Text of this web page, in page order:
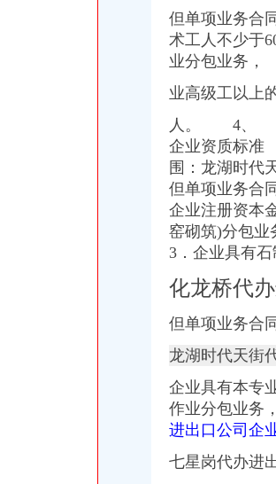
口公司注册提供肥料全套手续-运城58同城
口权怎样办理|进出口许可证办理|进出口权怎么申
进出口报关|进口代理|出口代理|进口报关|上海外贸
账、进出口许可证、商标注册-福州58同城
但单项业务合
术工人不少于
业分包业务
业高级工以上
人。 4、 4
企业资质标
围： 龙湖时代
但单项业务合
企业注册资本
窑砌筑)分包
3． 企业具有
化龙桥代
但单项业务合
龙湖时代天街
企业具有本专
作业分包业务
进出口公司企
七星岗代办